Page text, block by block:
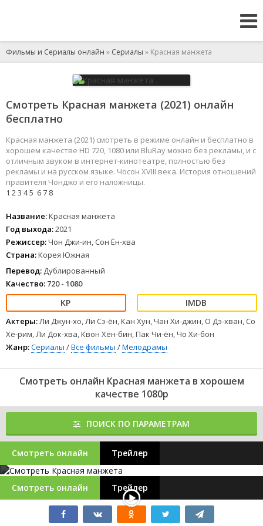
Фильмы и Сериалы онлайн » Сериалы » Красная манжета
Смотреть Красная манжета (2021) онлайн
бесплатно
Красная манжета (2021) смотреть в режиме онлайн и бесплатно в
хорошем качестве HD 720, 1080 или BluRay можно без рекламы, и с
отличным звуком в интернет-кинотеатре, полностью без
рекламы и на русском языке. Чосон XVIII века. История отношений
правителя Чонджо и его наложницы.
1 23 45 67 8
Название:Красная манжета
Год выхода:2021
Режиссер:Чон Джи-ин, Сон Ён-хва
Страна:Корея Южная
Перевод: Дублированный
Качество: 720 - 1080
Актеры:Ли Джун-хо, Ли Сэ-ён, Кан Хун, Чан Хи-джин, О Дэ-хван, Со
Хё-рим, Ли Док-хва, Квон Хён-бин, Пак Чи-ён, Чо Хи-бон
Жанр:Сериалы /Все фильмы /Мелодрамы
Смотреть онлайн Красная манжета в хорошем
качестве 1080p
ПОИСК ПО ПАРАМЕТРАМ
Смотреть онлайн Трейлер
Смотреть онлайн Трейлер